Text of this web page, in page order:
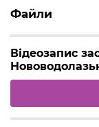
Файли
Відеозапис